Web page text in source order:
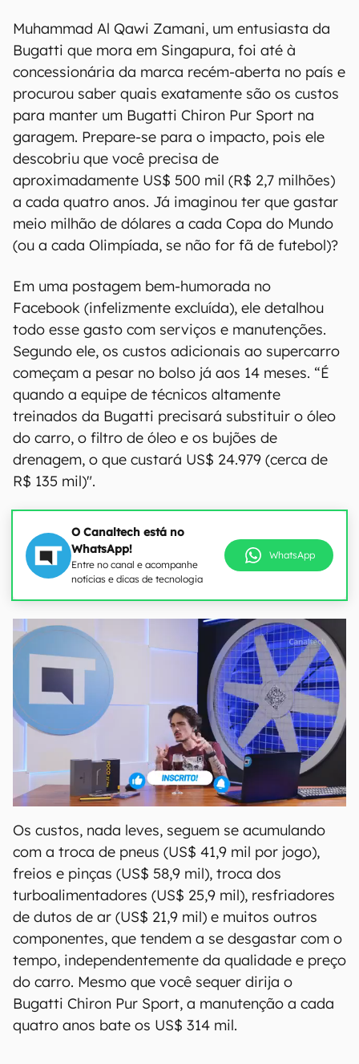
Muhammad Al Qawi Zamani, um entusiasta da
Bugatti que mora em Singapura, foi até à
concessionária da marca recém-aberta no país e
procurou saber quais exatamente são os custos
para manter um Bugatti Chiron Pur Sport na
garagem. Prepare-se para o impacto, pois ele
descobriu que você precisa de
aproximadamente US$ 500 mil (R$ 2,7 milhões)
a cada quatro anos. Já imaginou ter que gastar
meio milhão de dólares a cada Copa do Mundo
(ou a cada Olimpíada, se não for fã de futebol)?
Em uma postagem bem-humorada no
Facebook (infelizmente excluída), ele detalhou
todo esse gasto com serviços e manutenções.
Segundo ele, os custos adicionais ao supercarro
começam a pesar no bolso já aos 14 meses. “É
quando a equipe de técnicos altamente
treinados da Bugatti precisará substituir o óleo
do carro, o filtro de óleo e os bujões de
drenagem, o que custará US$ 24.979 (cerca de
R$ 135 mil)".
O Canaltech está no
WhatsApp!
Entre no canal e acompanhe
notícias e dicas de tecnologia
WhatsApp
Os custos, nada leves, seguem se acumulando
com a troca de pneus (US$ 41,9 mil por jogo),
freios e pinças (US$ 58,9 mil), troca dos
turboalimentadores (US$ 25,9 mil), resfriadores
de dutos de ar (US$ 21,9 mil) e muitos outros
componentes, que tendem a se desgastar com o
tempo, independentemente da qualidade e preço
do carro. Mesmo que você sequer dirija o
Bugatti Chiron Pur Sport, a manutenção a cada
quatro anos bate os US$ 314 mil.